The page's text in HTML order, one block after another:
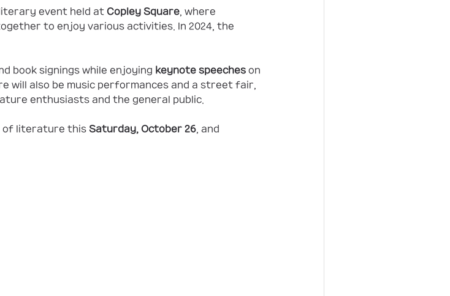
event held at Copley Square , where
to enjoy various activities. In 2024, the
book signings while enjoying keynote speeches on
will also be music performances and a street fair,
enthusiasts and the general public.
of literature this Saturday, October 26 , and